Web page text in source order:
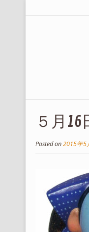
５月
Posted on2015年5